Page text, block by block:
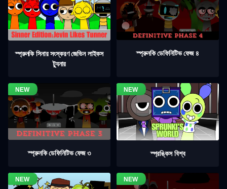
স্প্রুনকি সিনার সংস্করণ জেভিন লাইকস
ট্যুনার
স্প্রুনকি ডেফিনিটিভ ফেজ ৪
স্প্রুনকি ডেফিনিটিভ ফেজ ৩ স্প্রঙ্কিস বিশ্ব